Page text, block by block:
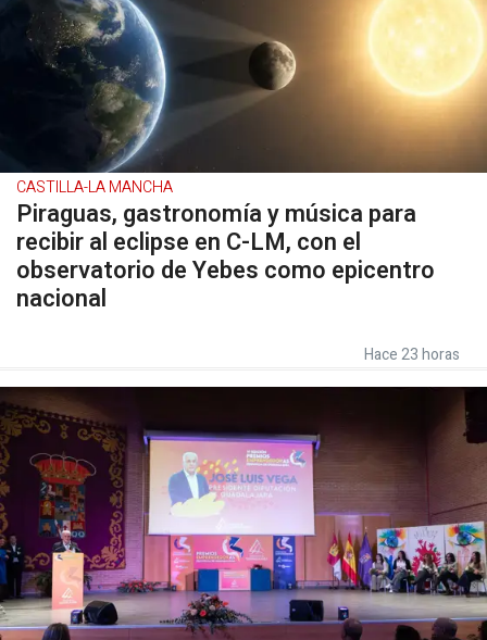
CASTILLA-LA MANCHA
Piraguas, gastronomía y música para
recibir al eclipse en C-LM, con el
observatorio de Yebes como epicentro
nacional
Hace 23 horas